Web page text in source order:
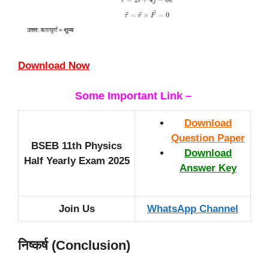
Download Now
Some Important Link –
BSEB 11th Physics
Half Yearly Exam 2025
Download
Question Paper
Download
Answer Key
Join Us WhatsApp Channel
निष्कर्ष (Conclusion)